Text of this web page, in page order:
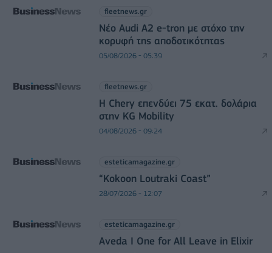
fleetnews.gr
Νέο Audi A2 e-tron με στόχο την
κορυφή της αποδοτικότητας
05/08/2026 - 05:39
fleetnews.gr
Η Chery επενδύει 75 εκατ. δολάρια
στην KG Mobility
04/08/2026 - 09:24
esteticamagazine.gr
“Kokoon Loutraki Coast”
28/07/2026 - 12:07
esteticamagazine.gr
Aveda I One for All Leave in Elixir